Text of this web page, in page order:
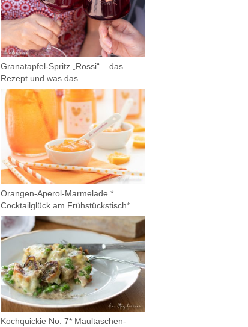
Granatapfel-Spritz „Rossi“ – das
Rezept und was das…
Orangen-Aperol-Marmelade *
Cocktailglück am Frühstückstisch*
Kochquickie No. 7* Maultaschen-